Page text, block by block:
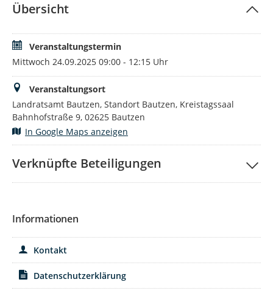
Übersicht
Veranstaltungstermin
Mittwoch 24.09.2025 09:00 - 12:15 Uhr
Veranstaltungsort
Landratsamt Bautzen, Standort Bautzen, Kreistagssaal
Bahnhofstraße 9, 02625 Bautzen
In Google Maps anzeigen
Verknüpfte Beteiligungen
Informationen
Kontakt
Datenschutzerklärung